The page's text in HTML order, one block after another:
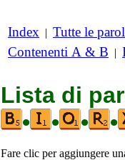
Index | Tutte le
Contenenti A & B |
Lista di
•
• • •
Fare clic per aggiungere